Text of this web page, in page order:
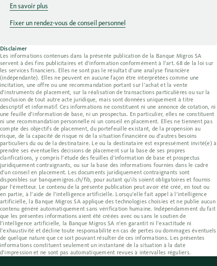
En savoir plus
Fixer un rendez-vous de conseil personnel
Disclaimer
Les informations contenues dans la présente publication de la Banque Migros SA
servent à des fins publicitaires et d’information conformément à l’art. 68 de la loi sur
les services financiers. Elles ne sont pas le résultat d’une analyse financière
(indépendante). Elles ne peuvent en aucune façon être interprétées comme une
incitation, une offre ou une recommandation portant sur l’achat et la vente
d’instruments de placement, sur la réalisation de transactions particulières ou sur la
conclusion de tout autre acte juridique, mais sont données uniquement à titre
descriptif et informatif. Ces informations ne constituent ni une annonce de cotation, ni
une feuille d’information de base, ni un prospectus. En particulier, elles ne constituent
ni une recommandation personnelle ni un conseil en placement. Elles ne tiennent pas
compte des objectifs de placement, du portefeuille existant, de la propension au
risque, de la capacité de risque ni de la situation financière ou d’autres besoins
particuliers du ou de la destinataire. Le ou la destinataire est expressément invité(e) à
prendre ses éventuelles décisions de placement sur la base de ses propres
clarifications, y compris l’étude des feuilles d’information de base et prospectus
juridiquement contraignants, ou sur la base des informations fournies dans le cadre
d’un conseil en placement. Les documents juridiquement contraignants sont
disponibles sur banquemigros.ch/fib, pour autant qu’ils soient obligatoires et fournis
par l’émetteur. Le contenu de la présente publication peut avoir été créé, en tout ou
en partie, à l’aide de l’intelligence artificielle. Lorsqu’elle fait appel à l’intelligence
artificielle, la Banque Migros SA applique des technologies choisies et ne publie aucun
contenu généré automatiquement sans vérification humaine. Indépendamment du fait
que les présentes informations aient été créées avec ou sans le soutien de
l’intelligence artificielle, la Banque Migros SA n’en garantit ni l’exactitude ni
l’exhaustivité et décline toute responsabilité en cas de pertes ou dommages éventuels
de quelque nature que ce soit pouvant résulter de ces informations. Les présentes
informations constituent seulement un instantané de la situation à la date
d’impression et ne sont pas automatiquement revues à intervalles réguliers.